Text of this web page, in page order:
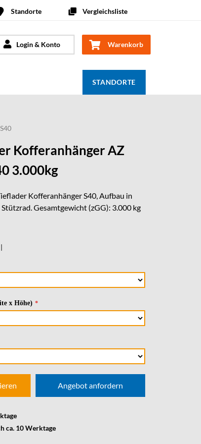
Standorte Vergleichsliste
Warenkorb
Login & Konto
STANDORTE
Kofferanhänger AZ
3.000kg
Kofferanhänger S40, Aufbau in
Gesamtgewicht (zGG): 3.000 kg
|
x Höhe)
Angebot anfordern
ca. 10 Werktage